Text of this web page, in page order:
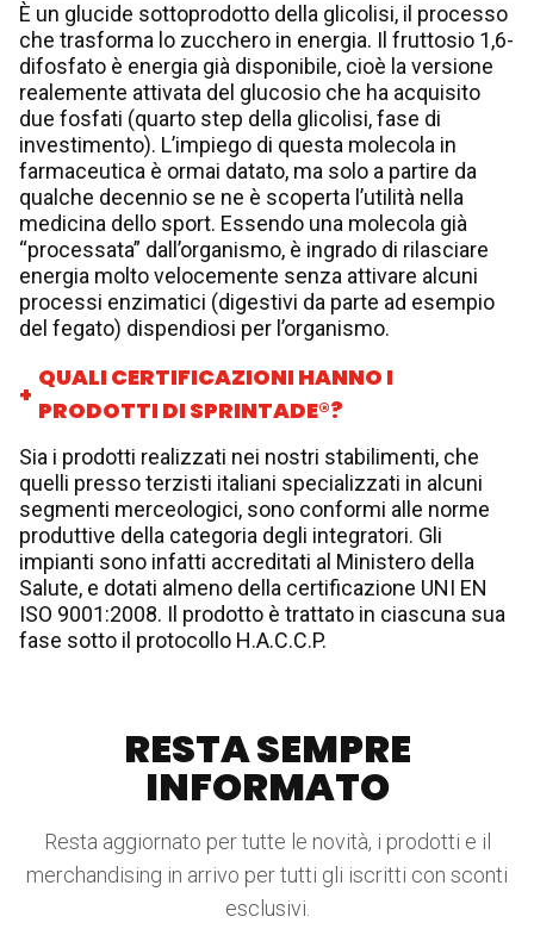
È un glucide sottoprodotto della glicolisi, il processo
che trasforma lo zucchero in energia. Il fruttosio 1,6-
difosfato è energia già disponibile, cioè la versione
realemente attivata del glucosio che ha acquisito
due fosfati (quarto step della glicolisi, fase di
investimento). L’impiego di questa molecola in
farmaceutica è ormai datato, ma solo a partire da
qualche decennio se ne è scoperta l’utilità nella
medicina dello sport. Essendo una molecola già
“processata” dall’organismo, è ingrado di rilasciare
energia molto velocemente senza attivare alcuni
processi enzimatici (digestivi da parte ad esempio
del fegato) dispendiosi per l’organismo.
QUALI CERTIFICAZIONI HANNO I
PRODOTTI DI SPRINTADE®?
Sia i prodotti realizzati nei nostri stabilimenti, che
quelli presso terzisti italiani specializzati in alcuni
segmenti merceologici, sono conformi alle norme
produttive della categoria degli integratori. Gli
impianti sono infatti accreditati al Ministero della
Salute, e dotati almeno della certificazione UNI EN
ISO 9001:2008. Il prodotto è trattato in ciascuna sua
fase sotto il protocollo H.A.C.C.P.
RESTA SEMPRE
INFORMATO
Resta aggiornato per tutte le novità, i prodotti e il
merchandising in arrivo per tutti gli iscritti con sconti
esclusivi.